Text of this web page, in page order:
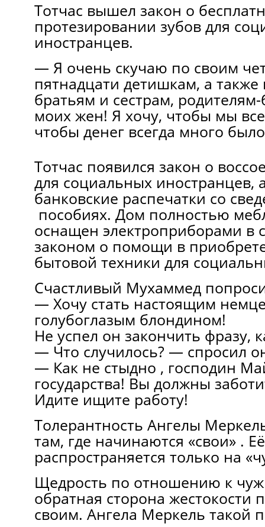
Тотчас вышел закон о
протезировании зубов для
иностранцев.
— Я очень скучаю по своим
пятнадцати детишкам, а
братьям и сестрам,
моих жен! Я хочу, чтобы мы
чтобы денег всегда много
Тотчас появился закон о
для социальных иностранцев,
банковские распечатки со
пособиях. Дом полностью
оснащен электроприборами в
законом о помощи в
бытовой техники для
Счастливый Мухаммед
— Хочу стать настоящим
голубоглазым блондином!
Не успел он закончить фразу,
— Что случилось? — спросил
— Как не стыдно , господин
государства! Вы должны
Идите ищите работу!
Толерантность Ангелы
там, где начинаются «свои» .
распространяется только на
Щедрость по отношению к
обратная сторона
своим. Ангела Меркель такой